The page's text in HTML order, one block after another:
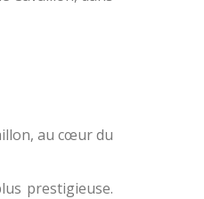
au cœur du
prestigieuse.